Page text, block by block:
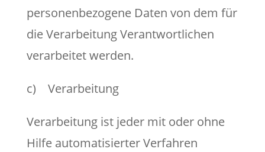
personenbezogene Daten von dem für
die Verarbeitung Verantwortlichen
verarbeitet werden.
c) Verarbeitung
Verarbeitung ist jeder mit oder ohne
Hilfe automatisierter Verfahren